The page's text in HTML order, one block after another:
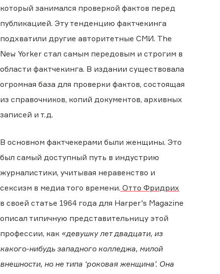
который занимался проверкой фактов перед
публикацией. Эту тенденцию фактчекинга
подхватили другие авторитетные СМИ. The
New Yorker стал самым передовым и строгим в
области фактчекинга. В издании существовала
огромная база для проверки фактов, состоящая
из справочников, копий документов, архивных
записей и т.д.
В основном фактчекерами были женщины. Это
был самый доступный путь в индустрию
журналистики, учитывая неравенство и
сексизм в медиа того времени. Отто Фридрих
в своей статье 1964 года для Harper's Magazine
описал типичную представительницу этой
профессии, как «девушку лет двадцати, из
какого-нибудь западного колледжа, милой
внешности, но не типа ‘роковая женщина’. Она